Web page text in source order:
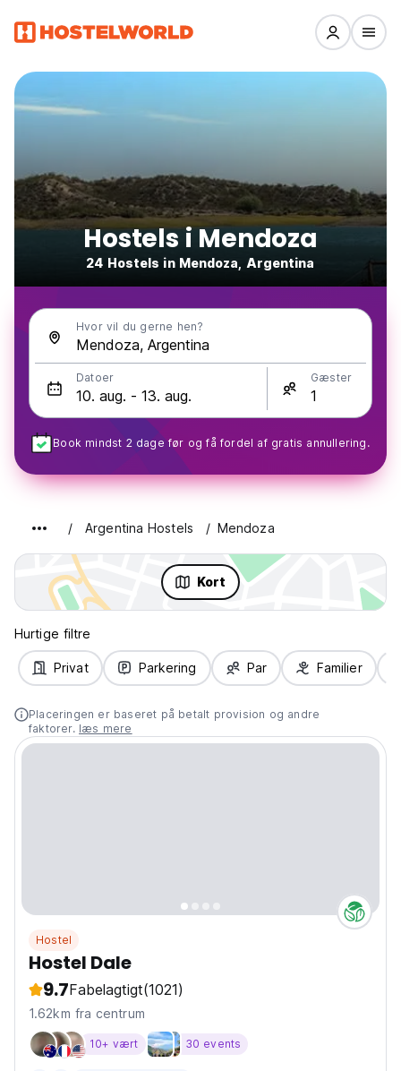
Hostels i Mendoza
24 Hostels in Mendoza, Argentina
Hvor vil du gerne hen?
Datoer Gæster
Book mindst 2 dage før og få fordel af gratis annullering.
Argentina Hostels Mendoza
Kort
Hurtige filtre
Privat Parkering Par Familier
Placeringen er baseret på betalt provision og andre
faktorer. læs mere
Hostel
Hostel Dale
9.7Fabelagtigt(1021)
1.62km fra centrum
10+ vært 30 events